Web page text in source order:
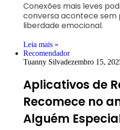
Conexões mais leves
conversa acontece sem
liberdade emocional.
Leia mais »
Recomendador
Tuanny Silvadezembro 15,
Aplicativos de
Recomece no
Alguém